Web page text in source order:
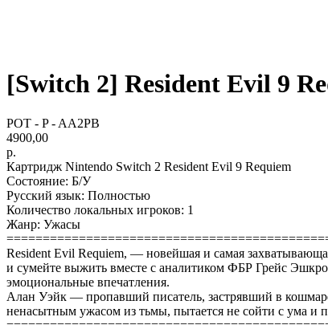
[Switch 2] Resident Evil 9
POT - P - AA2PB
4900,00
р.
Картридж Nintendo Switch 2 Resident Evil 9 Requiem
Состояние: Б/У
Русский язык: Полностью
Количество локальных игроков: 1
Жанр: Ужасы
Resident Evil Requiem, — новейшая и самая
и сумейте выжить вместе с аналитиком ФБР Грейс
эмоциональные впечатления.
Алан Уэйк — пропавший писатель, застрявший в
ненасытным ужасом из тьмы, пытается не сойти с ума и